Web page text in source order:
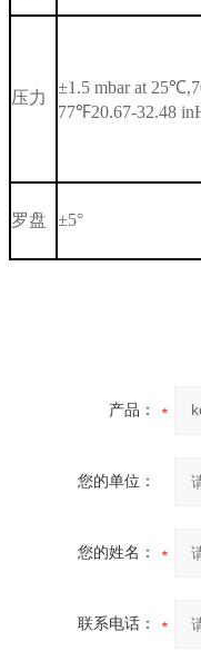
压力
±1.5 mbar at
77℉20.67-32.48
罗盘 ±5°
产品：
您的单位：
您的姓名：
联系电话：